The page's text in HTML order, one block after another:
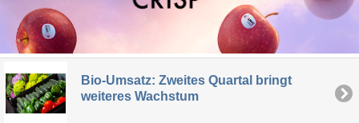
Bio-Umsatz: Zweites Quartal bringt
weiteres Wachstum